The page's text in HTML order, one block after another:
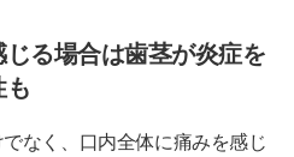
る場合は歯茎が炎症を
も
なく、口内全体に痛みを感じ